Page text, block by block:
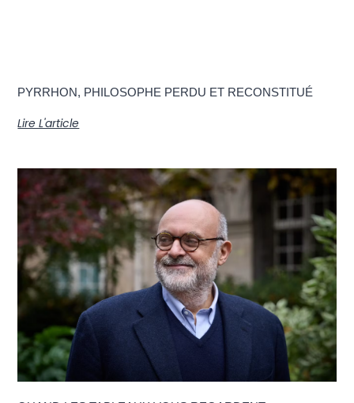
PYRRHON, PHILOSOPHE PERDU ET RECONSTITUÉ
Lire L'article